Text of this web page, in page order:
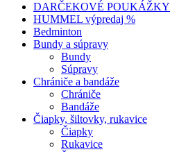
DARČEKOVÉ POUKÁŽKY
HUMMEL výpredaj %
Bedminton
Bundy a súpravy
Bundy
Súpravy
Chrániče a bandáže
Chrániče
Bandáže
Čiapky, šiltovky, rukavice
Čiapky
Rukavice